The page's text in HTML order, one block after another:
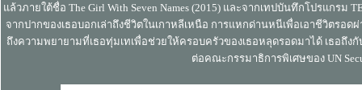
แล้วภายใต้ชื่อ The Girl With Seven Names (2015) และจากเทปบันทึกโปรแกรม
จากปากของเธอบอกเล่าถึงชีวิตในเกาหลีเหนือ การแหกด่านหนีเพื่อเอาชีวิตรอ
ถึงความพยายามที่เธอทุ่มเทเพื่อช่วยให้ครอบครัวของเธอหลุดรอดมาได้ เธอถึ
ต่อคณะกรรมาธิการพิเศษของ UN